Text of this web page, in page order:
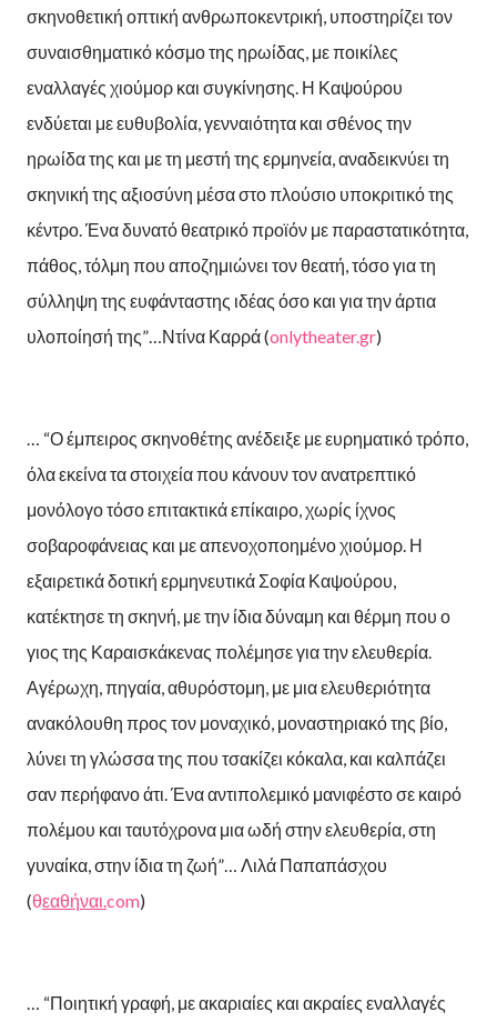
σκηνοθετική οπτική ανθρωποκεντρική, υποστηρίζει τον
συναισθηματικό κόσμο της ηρωίδας, με ποικίλες
εναλλαγές χιούμορ και συγκίνησης. Η Καψούρου
ενδύεται με ευθυβολία, γενναιότητα και σθένος την
ηρωίδα της και με τη μεστή της ερμηνεία, αναδεικνύει τη
σκηνική της αξιοσύνη μέσα στο πλούσιο υποκριτικό της
κέντρο. Ένα δυνατό θεατρικό προϊόν με παραστατικότητα,
πάθος, τόλμη που αποζημιώνει τον θεατή, τόσο για τη
σύλληψη της ευφάνταστης ιδέας όσο και για την άρτια
υλοποίησή της”…Ντίνα Καρρά (onlytheater.gr)
… “Ο έμπειρος σκηνοθέτης ανέδειξε με ευρηματικό τρόπο,
όλα εκείνα τα στοιχεία που κάνουν τον ανατρεπτικό
μονόλογο τόσο επιτακτικά επίκαιρο, χωρίς ίχνος
σοβαροφάνειας και με απενοχοποημένο χιούμορ. Η
εξαιρετικά δοτική ερμηνευτικά Σοφία Καψούρου,
κατέκτησε τη σκηνή, με την ίδια δύναμη και θέρμη που ο
γιος της Καραισκάκενας πολέμησε για την ελευθερία.
Αγέρωχη, πηγαία, αθυρόστομη, με μια ελευθεριότητα
ανακόλουθη προς τον μοναχικό, μοναστηριακό της βίο,
λύνει τη γλώσσα της που τσακίζει κόκαλα, και καλπάζει
σαν περήφανο άτι. Ένα αντιπολεμικό μανιφέστο σε καιρό
πολέμου και ταυτόχρονα μια ωδή στην ελευθερία, στη
γυναίκα, στην ίδια τη ζωή”… Λιλά Παπαπάσχου
(θεαθήναι.com)
… “Ποιητική γραφή, με ακαριαίες και ακραίες εναλλαγές